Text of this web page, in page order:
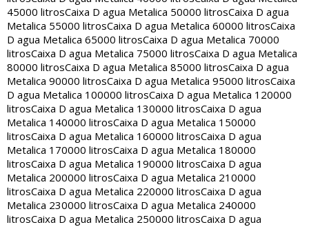
45000 litrosCaixa D agua Metalica 50000 litrosCaixa D agua
Metalica 55000 litrosCaixa D agua Metalica 60000 litrosCaixa
D agua Metalica 65000 litrosCaixa D agua Metalica 70000
litrosCaixa D agua Metalica 75000 litrosCaixa D agua Metalica
80000 litrosCaixa D agua Metalica 85000 litrosCaixa D agua
Metalica 90000 litrosCaixa D agua Metalica 95000 litrosCaixa
D agua Metalica 100000 litrosCaixa D agua Metalica 120000
litrosCaixa D agua Metalica 130000 litrosCaixa D agua
Metalica 140000 litrosCaixa D agua Metalica 150000
litrosCaixa D agua Metalica 160000 litrosCaixa D agua
Metalica 170000 litrosCaixa D agua Metalica 180000
litrosCaixa D agua Metalica 190000 litrosCaixa D agua
Metalica 200000 litrosCaixa D agua Metalica 210000
litrosCaixa D agua Metalica 220000 litrosCaixa D agua
Metalica 230000 litrosCaixa D agua Metalica 240000
litrosCaixa D agua Metalica 250000 litrosCaixa D agua